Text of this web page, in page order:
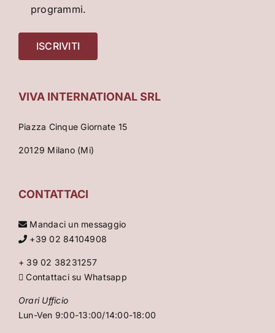
programmi.
VIVA INTERNATIONAL SRL
Piazza Cinque Giornate 15
20129 Milano (Mi)
CONTATTACI
Mandaci un messaggio
+39 02 84104908
+ 39 02 38231257
Contattaci su Whatsapp
Orari Ufficio
Lun-Ven 9:00-13:00/14:00-18:00